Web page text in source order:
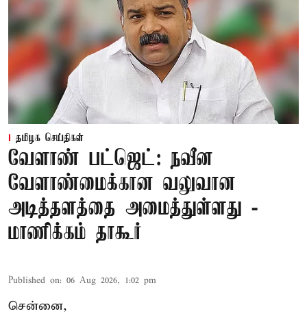
தமிழக செய்திகள்
வேளாண் பட்ஜெட்: நவீன
வேளாண்மைக்கான வலுவான
அடித்தளத்தை அமைத்துள்ளது -
மாணிக்கம் தாகூர்
Published on: 06 Aug 2026, 1:02 pm
சென்னை,